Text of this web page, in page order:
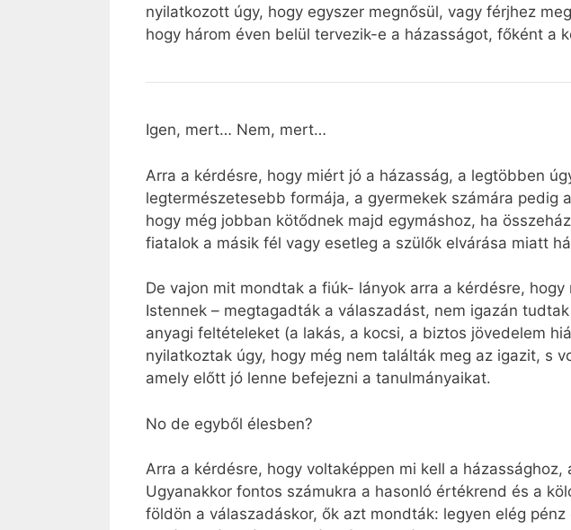
nyilatkozott úgy, hogy egyszer megnősül, vagy férjhez
hogy három éven belül tervezik-e a házasságot, főként a
Igen, mert… Nem, mert…
Arra a kérdésre, hogy miért jó a házasság, a legtöbben
legtermészetesebb formája, a gyermekek számára pedig
hogy még jobban kötődnek majd egymáshoz, ha
fiatalok a másik fél vagy esetleg a szülők elvárása miatt
De vajon mit mondtak a fiúk- lányok arra a kérdésre,
Istennek – megtagadták a válaszadást, nem igazán
anyagi feltételeket (a lakás, a kocsi, a biztos jövedelem
nyilatkoztak úgy, hogy még nem találták meg az igazit, s
amely előtt jó lenne befejezni a tanulmányaikat.
No de egyből élesben?
Arra a kérdésre, hogy voltaképpen mi kell a
Ugyanakkor fontos számukra a hasonló értékrend és a
földön a válaszadáskor, ők azt mondták: legyen elég